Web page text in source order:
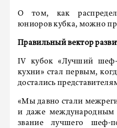
О том, как
юниоров кубка, можно
Правильный вектор
IV кубок «Лучший шеф-
кухни» стал первым,
достались
«Мы давно стали
и даже международным
звание лучшего шеф-